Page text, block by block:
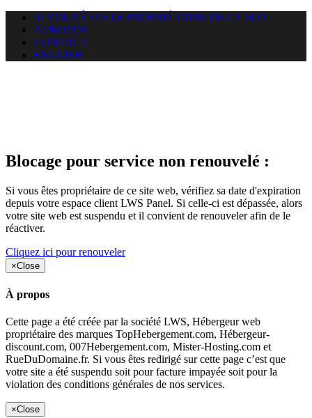
SI VOUS ÊTES LE PROPRIÉTAIRE DE CE SITE
A PROPOS
CONTACT
ENGLISH
Blocage pour service non renouvelé :
Si vous êtes propriétaire de ce site web, vérifiez sa date d'expiration
depuis votre espace client LWS Panel. Si celle-ci est dépassée, alors
votre site web est suspendu et il convient de renouveler afin de le
réactiver.
Cliquez ici pour renouveler
×Close
À propos
Cette page a été créée par la société LWS, Hébergeur web
propriétaire des marques TopHebergement.com, Hébergeur-
discount.com, 007Hebergement.com, Mister-Hosting.com et
RueDuDomaine.fr. Si vous êtes redirigé sur cette page c’est que
votre site a été suspendu soit pour facture impayée soit pour la
violation des conditions générales de nos services.
×Close